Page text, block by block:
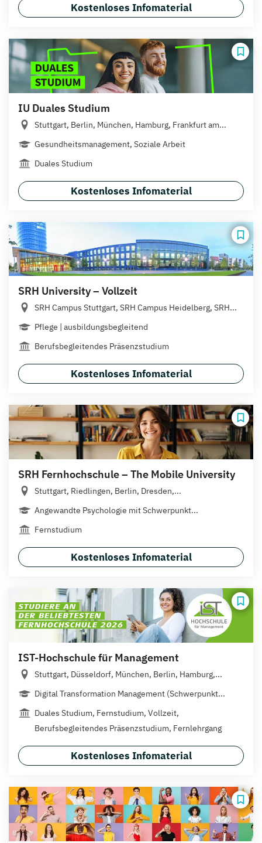
Kostenloses Infomaterial
IU Duales Studium
Stuttgart, Berlin, München, Hamburg, Frankfurt am...
Gesundheitsmanagement, Soziale Arbeit
Duales Studium
Kostenloses Infomaterial
SRH University – Vollzeit
SRH Campus Stuttgart, SRH Campus Heidelberg, SRH...
Pflege | ausbildungsbegleitend
Berufsbegleitendes Präsenzstudium
Kostenloses Infomaterial
SRH Fernhochschule – The Mobile University
Stuttgart, Riedlingen, Berlin, Dresden,...
Angewandte Psychologie mit Schwerpunkt...
Fernstudium
Kostenloses Infomaterial
IST-Hochschule für Management
Stuttgart, Düsseldorf, München, Berlin, Hamburg,...
Digital Transformation Management (Schwerpunkt...
Duales Studium, Fernstudium, Vollzeit,
Berufsbegleitendes Präsenzstudium, Fernlehrgang
Kostenloses Infomaterial